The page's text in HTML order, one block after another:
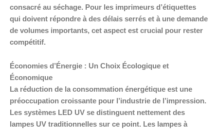
consacré au séchage. Pour les imprimeurs d’étiquettes
qui doivent répondre à des délais serrés et à une demande
de volumes importants, cet aspect est crucial pour rester
compétitif.
Économies d’Énergie : Un Choix Écologique et
Économique
La réduction de la consommation énergétique est une
préoccupation croissante pour l’industrie de l’impression.
Les systèmes LED UV se distinguent nettement des
lampes UV traditionnelles sur ce point. Les lampes à